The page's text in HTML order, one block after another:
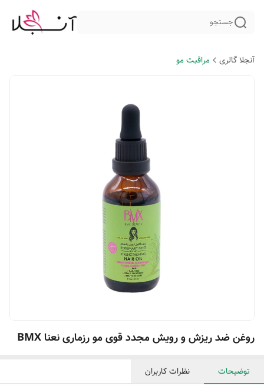
جستجو
آنجلا گالری مراقبت مو
روغن ضد ریزش و رویش مجدد قوی مو رزماری نعنا BMX
توضیحات نظرات کاربران